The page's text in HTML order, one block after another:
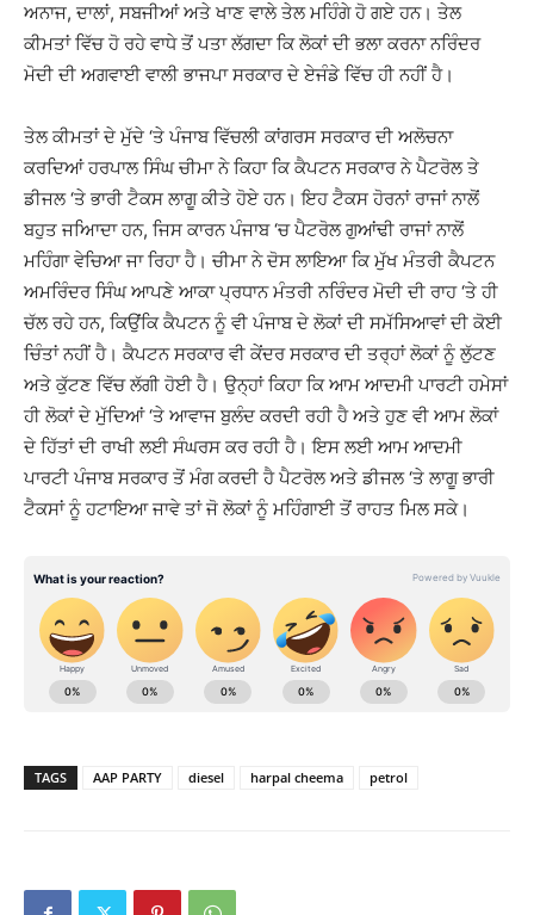
ਅਨਾਜ, ਦਾਲਾਂ, ਸਬਜੀਆਂ ਅਤੇ ਖਾਣ ਵਾਲੇ ਤੇਲ ਮਹਿੰਗੇ ਹੋ ਗਏ ਹਨ। ਤੇਲ
ਕੀਮਤਾਂ ਵਿੱਚ ਹੋ ਰਹੇ ਵਾਧੇ ਤੋਂ ਪਤਾ ਲੱਗਦਾ ਕਿ ਲੋਕਾਂ ਦੀ ਭਲਾ ਕਰਨਾ ਨਰਿੰਦਰ
ਮੋਦੀ ਦੀ ਅਗਵਾਈ ਵਾਲੀ ਭਾਜਪਾ ਸਰਕਾਰ ਦੇ ਏਜੰਡੇ ਵਿੱਚ ਹੀ ਨਹੀਂ ਹੈ।
ਤੇਲ ਕੀਮਤਾਂ ਦੇ ਮੁੱਦੇ ‘ਤੇ ਪੰਜਾਬ ਵਿੱਚਲੀ ਕਾਂਗਰਸ ਸਰਕਾਰ ਦੀ ਅਲੋਚਨਾ
ਕਰਦਿਆਂ ਹਰਪਾਲ ਸਿੰਘ ਚੀਮਾ ਨੇ ਕਿਹਾ ਕਿ ਕੈਪਟਨ ਸਰਕਾਰ ਨੇ ਪੈਟਰੋਲ ਤੇ
ਡੀਜਲ ‘ਤੇ ਭਾਰੀ ਟੈਕਸ ਲਾਗੂ ਕੀਤੇ ਹੋਏ ਹਨ। ਇਹ ਟੈਕਸ ਹੋਰਨਾਂ ਰਾਜਾਂ ਨਾਲੋਂ
ਬਹੁਤ ਜਅਿਾਦਾ ਹਨ, ਜਿਸ ਕਾਰਨ ਪੰਜਾਬ ‘ਚ ਪੈਟਰੋਲ ਗੁਆਂਢੀ ਰਾਜਾਂ ਨਾਲੋਂ
ਮਹਿੰਗਾ ਵੇਚਿਆ ਜਾ ਰਿਹਾ ਹੈ। ਚੀਮਾ ਨੇ ਦੋਸ ਲਾਇਆ ਕਿ ਮੁੱਖ ਮੰਤਰੀ ਕੈਪਟਨ
ਅਮਰਿੰਦਰ ਸਿੰਘ ਆਪਣੇ ਆਕਾ ਪ੍ਰਧਾਨ ਮੰਤਰੀ ਨਰਿੰਦਰ ਮੋਦੀ ਦੀ ਰਾਹ ‘ਤੇ ਹੀ
ਚੱਲ ਰਹੇ ਹਨ, ਕਿਉਂਕਿ ਕੈਪਟਨ ਨੂੰ ਵੀ ਪੰਜਾਬ ਦੇ ਲੋਕਾਂ ਦੀ ਸਮੱਸਿਆਵਾਂ ਦੀ ਕੋਈ
ਚਿੰਤਾਂ ਨਹੀਂ ਹੈ। ਕੈਪਟਨ ਸਰਕਾਰ ਵੀ ਕੇਂਦਰ ਸਰਕਾਰ ਦੀ ਤਰ੍ਹਾਂ ਲੋਕਾਂ ਨੂੰ ਲੁੱਟਣ
ਅਤੇ ਕੁੱਟਣ ਵਿੱਚ ਲੱਗੀ ਹੋਈ ਹੈ। ਉਨ੍ਹਾਂ ਕਿਹਾ ਕਿ ਆਮ ਆਦਮੀ ਪਾਰਟੀ ਹਮੇਸਾਂ
ਹੀ ਲੋਕਾਂ ਦੇ ਮੁੱਦਿਆਂ ‘ਤੇ ਆਵਾਜ ਬੁਲੰਦ ਕਰਦੀ ਰਹੀ ਹੈ ਅਤੇ ਹੁਣ ਵੀ ਆਮ ਲੋਕਾਂ
ਦੇ ਹਿੱਤਾਂ ਦੀ ਰਾਖੀ ਲਈ ਸੰਘਰਸ ਕਰ ਰਹੀ ਹੈ। ਇਸ ਲਈ ਆਮ ਆਦਮੀ
ਪਾਰਟੀ ਪੰਜਾਬ ਸਰਕਾਰ ਤੋਂ ਮੰਗ ਕਰਦੀ ਹੈ ਪੈਟਰੋਲ ਅਤੇ ਡੀਜਲ ‘ਤੇ ਲਾਗੂ ਭਾਰੀ
ਟੈਕਸਾਂ ਨੂੰ ਹਟਾਇਆ ਜਾਵੇ ਤਾਂ ਜੋ ਲੋਕਾਂ ਨੂੰ ਮਹਿੰਗਾਈ ਤੋਂ ਰਾਹਤ ਮਿਲ ਸਕੇ।
TAGS AAP PARTY diesel harpal cheema petrol